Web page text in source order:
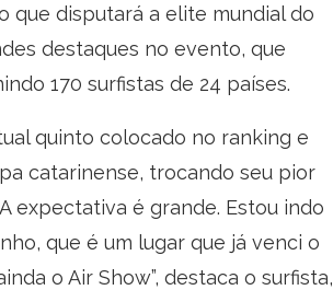
que disputará a elite mundial do
destaques no evento, que
170 surfistas de 24 países.
quinto colocado no ranking e
catarinense, trocando seu pior
expectativa é grande. Estou indo
que é um lugar que já venci o
o Air Show”, destaca o surfista,